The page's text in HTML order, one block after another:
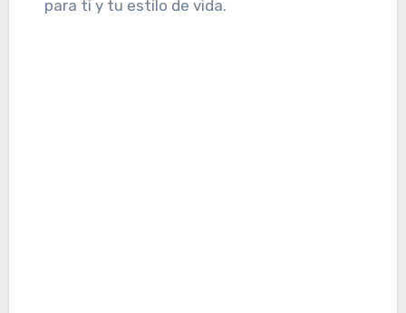
para ti y tu estilo de vida.